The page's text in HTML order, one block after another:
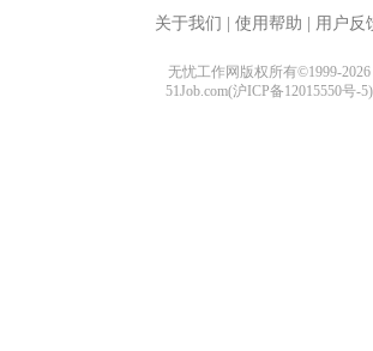
关于我们 使用帮助 用户反
无忧工作网版权所有©1999-2026
51Job.com(沪ICP备12015550号-5)